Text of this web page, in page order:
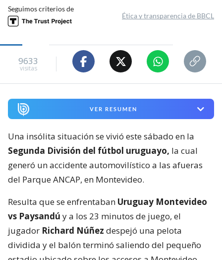
Seguimos criterios de
Ética y transparencia de BBCL
9633
visitas
VER RESUMEN
Una insólita situación se vivió este sábado en la
Segunda División del fútbol uruguayo, la cual
generó un accidente automovilístico a las afueras
del Parque ANCAP, en Montevideo.
Resulta que se enfrentaban Uruguay Montevideo
vs Paysandú y a los 23 minutos de juego, el
jugador Richard Núñez despejó una pelota
dividida y el balón terminó saliendo del pequeño